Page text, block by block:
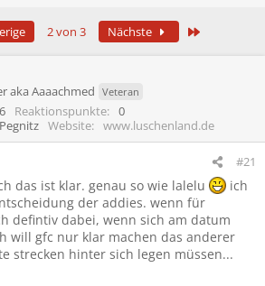
2 von 3 Nächste
aka Aaaachmed Veteran
Reaktionspunkte
0
Website www.luschenland.de
#21
das ist klar. genau so wie lalelu
ich
der addies. wenn für
defintiv dabei, wenn sich am datum
will gfc nur klar machen das anderer
strecken hinter sich legen müssen...